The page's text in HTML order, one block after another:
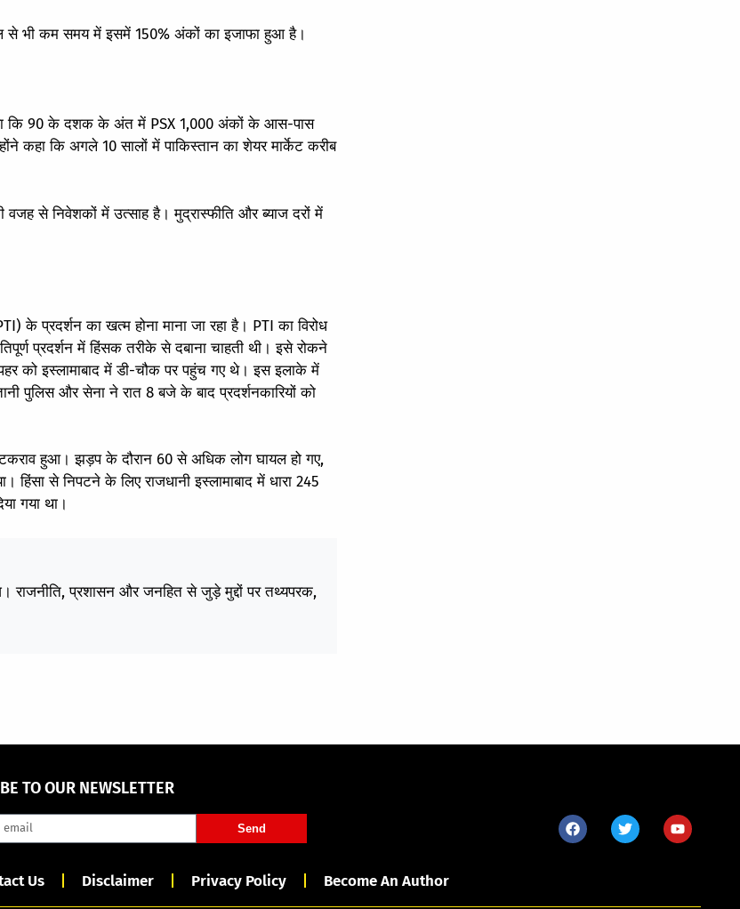
से भी कम समय में इसमें 150% अंकों का इजाफा हुआ है।
कहा कि 90 के दशक के अंत में PSX 1,000 अंकों के आस-पास
कहा कि अगले 10 सालों में पाकिस्तान का शेयर मार्केट करीब
से निवेशकों में उत्साह है। मुद्रास्फीति और ब्याज दरों में
के प्रदर्शन का खत्म होना माना जा रहा है। PTI का विरोध
प्रदर्शन में हिंसक तरीके से दबाना चाहती थी। इसे रोकने
को इस्लामाबाद में डी-चौक पर पहुंच गए थे। इस इलाके में
पुलिस और सेना ने रात 8 बजे के बाद प्रदर्शनकारियों को
टकराव हुआ। झड़प के दौरान 60 से अधिक लोग घायल हो गए,
से निपटने के लिए राजधानी इस्लामाबाद में धारा 245
गया था।
राजनीति, प्रशासन और जनहित से जुड़े मुद्दों पर तथ्यपरक,
TO OUR NEWSLETTER
Send
Us Disclaimer Privacy Policy Become An Author